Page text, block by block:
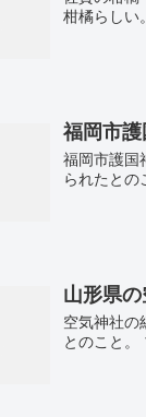
柑橘らしい
福岡市
福岡市護国
られたとの
山形県
空気神社の
とのこと。